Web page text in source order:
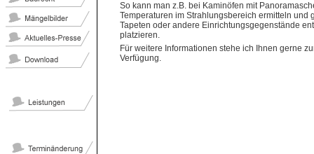
So kann man z.B. bei Kaminöfen mit
Temperaturen im Strahlungsbereich ermitteln und
Tapeten oder andere Einrichtungsgegenstände
platzieren.
Für weitere Informationen stehe ich Ihnen gerne
Verfügung.